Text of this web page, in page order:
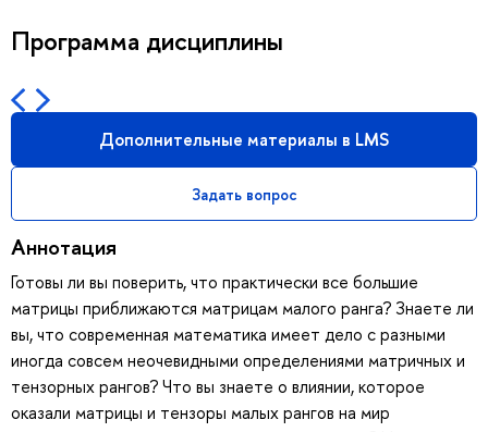
Программа дисциплины
Дополнительные материалы в LMS
Задать вопрос
Аннотация
Готовы ли вы поверить, что практически все большие
матрицы приближаются матрицам малого ранга? Знаете ли
вы, что современная математика имеет дело с разными
иногда совсем неочевидными определениями матричных и
тензорных рангов? Что вы знаете о влиянии, которое
оказали матрицы и тензоры малых рангов на мир